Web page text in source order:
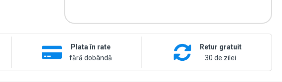
Plata în rate
fără dobândă
Retur gratuit
30 de zilei